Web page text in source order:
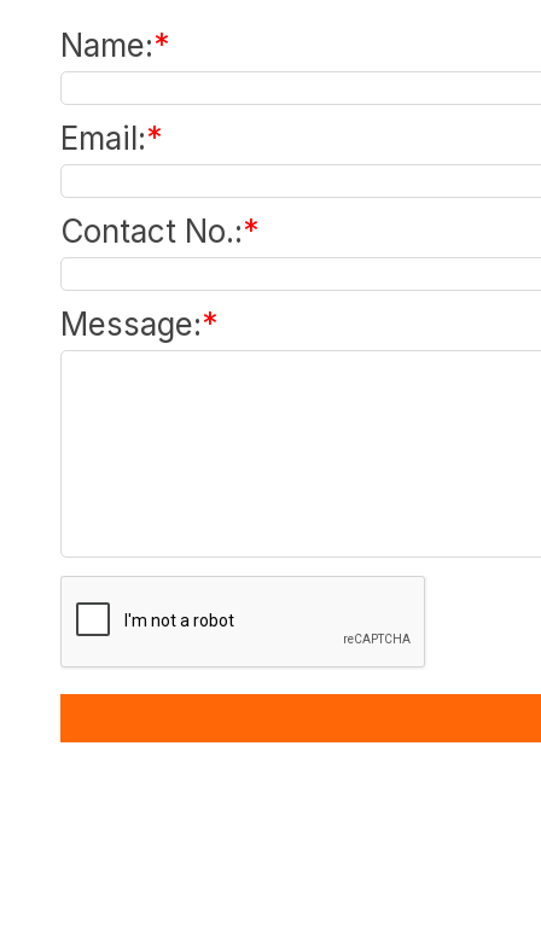
Name:*
Email:*
Contact No.:*
Message:*